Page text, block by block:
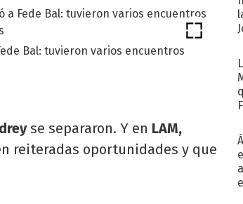
Bal: tuvieron varios encuentros
se separaron. Y en LAM,
reiteradas oportunidades y que